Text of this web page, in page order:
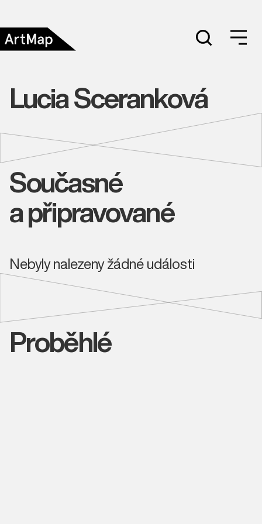
Lucia Sceranková
Současné
a připravované
Nebyly nalezeny žádné události
Proběhlé